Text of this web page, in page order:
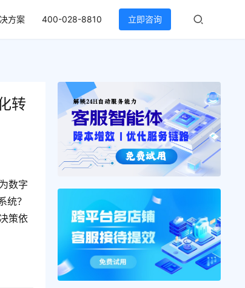
方案 400-028-8810 立即咨询
转
数字
统？
策依